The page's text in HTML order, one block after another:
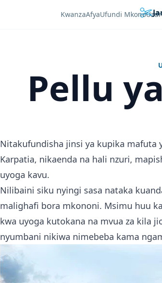
KwanzaAfyaUfundi Mkono
Pellu
Nitakufundisha jinsi ya kupika mafuta
Karpatia, nikaenda na hali nzuri,
uyoga kavu.
Nilibaini siku nyingi sasa nataka
malighafi bora mkononi. Msimu huu
kwa uyoga kutokana na mvua za kila
nyumbani nikiwa nimebeba kama